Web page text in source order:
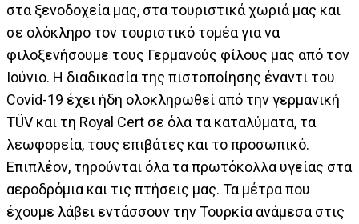
στα ξενοδοχεία μας, στα τουριστικά χωριά μας και
σε ολόκληρο τον τουριστικό τομέα για να
φιλοξενήσουμε τους Γερμανούς φίλους μας από τον
Ιούνιο. Η διαδικασία της πιστοποίησης έναντι του
Covid-19 έχει ήδη ολοκληρωθεί από την γερμανική
TÜV και τη Royal Cert σε όλα τα καταλύματα, τα
λεωφορεία, τους επιβάτες και το προσωπικό.
Επιπλέον, τηρούνται όλα τα πρωτόκολλα υγείας στα
αεροδρόμια και τις πτήσεις μας. Τα μέτρα που
έχουμε λάβει εντάσσουν την Τουρκία ανάμεσα στις